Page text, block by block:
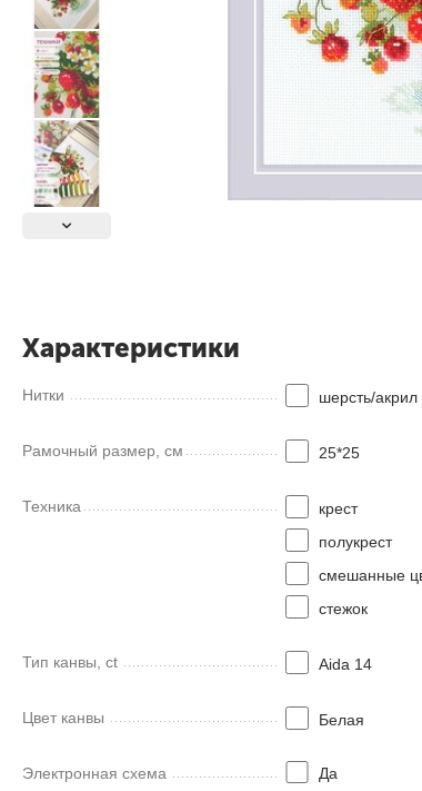
Характеристики
Нитки шерсть/акрил
Рамочный размер, см 25*25
Техника
крест
полукрест
смешанные
стежок
Тип канвы, ct Aida 14
Цвет канвы Белая
Электронная схема Да